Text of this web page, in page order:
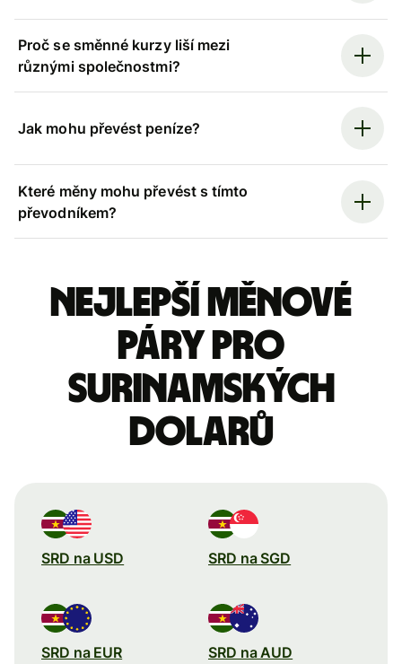
Proč se směnné kurzy liší mezi
různými společnostmi?
Jak mohu převést peníze?
Které měny mohu převést s tímto
převodníkem?
Nejlepší měnové
páry pro
surinamských
dolarů
SRD na USD SRD na SGD
SRD na EUR SRD na AUD